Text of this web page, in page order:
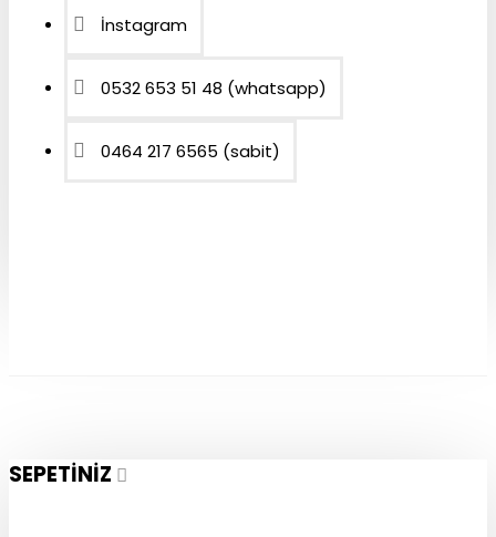
İnstagram
0532 653 51 48 (whatsapp)
0464 217 6565 (sabit)
SEPETINIZ